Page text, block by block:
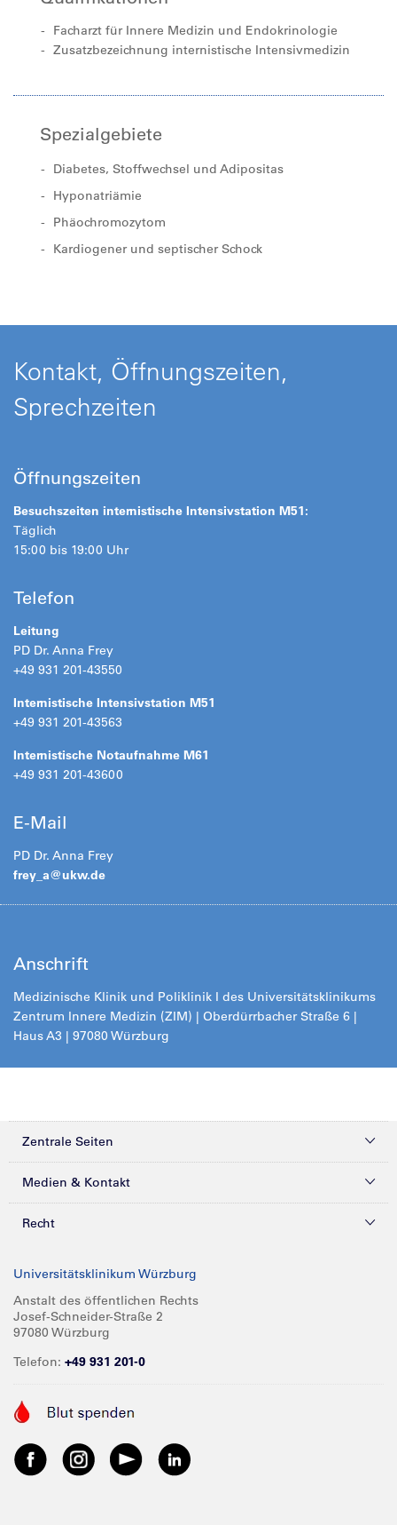
Facharzt für Innere Medizin und Endokrinologie
Zusatzbezeichnung internistische Intensivmedizin
Spezialgebiete
Diabetes, Stoffwechsel und Adipositas
Hyponatriämie
Phäochromozytom
Kardiogener und septischer Schock
Kontakt, Öffnungszeiten,
Sprechzeiten
Öffnungszeiten
Besuchszeiten internistische Intensivstation M51:
Täglich
15:00 bis 19:00 Uhr
Telefon
Leitung
PD Dr. Anna Frey
+49 931 201-43550
Internistische Intensivstation M51
+49 931 201-43563
Internistische Notaufnahme M61
+49 931 201-43600
E-Mail
PD Dr. Anna Frey
frey_a@ukw.de
Anschrift
Medizinische Klinik und Poliklinik I des Universitätsklinikums
Zentrum Innere Medizin (ZIM) | Oberdürrbacher Straße 6 |
Haus A3 | 97080 Würzburg
Zentrale Seiten
Kliniken & Zentren
Forschung
Karriere
Medien & Kontakt
Presse
Glossar
Spenden
Anreise
Recht
Compliance
Impressum
Barrierefreiheit
Universitätsklinikum Würzburg
Anstalt des öffentlichen Rechts
Josef-Schneider-Straße 2
97080 Würzburg
Telefon: +49 931 201-0